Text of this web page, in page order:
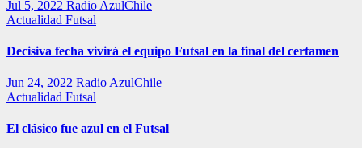
Jul 5, 2022 Radio AzulChile
Actualidad Futsal
Decisiva fecha vivirá el equipo Futsal en la final del certamen
Jun 24, 2022 Radio AzulChile
Actualidad Futsal
El clásico fue azul en el Futsal